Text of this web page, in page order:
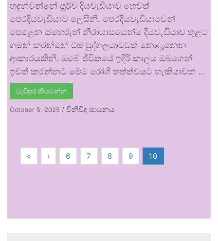
හඳුන්වන්නේ පූර්ව දියවැඩියාව හෙවත්
පෙරදියවැඩියාව ලෙසිනි. පෙරදියවැඩියාවෙන්
පෙළෙන සමහරුන් නිරායාසයෙන්ම දියවැඩියාව තුළට
ගමන් කරන්නේ එම පුද්ගලයාටවත් නොදැනෙන
ආකාරයකිනි. ඔබේ ජීවිතයේ ඉදිරි කාලය ඔබගෙන්
ඉවත් කරන්නට මෙම රෝගී තත්ත්වයට හැකියාවක් …
වැඩිපුර කියවන්න
October 5, 2025 / විනිවිද සායනය
« ‹ 6 7 8 9 10